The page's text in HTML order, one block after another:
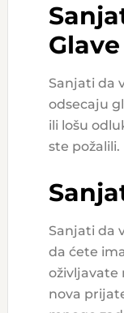
Glave
Sanjati da
odsecaju
ili lošu
ste požalili.
Sanjati da
da ćete
oživljavate
nova